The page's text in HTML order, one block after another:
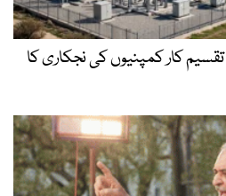
بجلی کی 3 بڑی تقسیم کار کمپنیوں کی نجکاری کا